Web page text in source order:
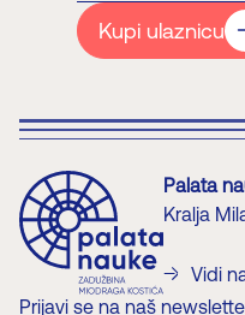
Kupi ulaznicu
Palata
Kralja
Vidi
Prijavi se na naš